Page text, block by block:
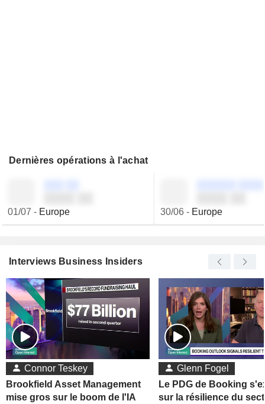
Dernières opérations à l'achat
01/07 - Europe 30/06- Europe
Interviews Business Insiders
Connor Teskey
Brookfield Asset Management
mise gros sur le boom de l'IA
Glenn Fogel
Le PDG de Booking
sur la résilience du